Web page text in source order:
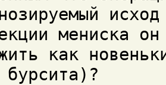
мениска он
как